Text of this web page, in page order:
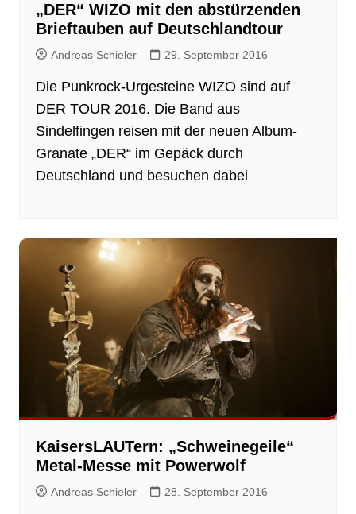
„DER“ WIZO mit den abstürzenden
Brieftauben auf Deutschlandtour
Andreas Schieler 29. September 2016
Die Punkrock-Urgesteine WIZO sind auf
DER TOUR 2016. Die Band aus
Sindelfingen reisen mit der neuen Album-
Granate „DER“ im Gepäck durch
Deutschland und besuchen dabei
KaisersLAUTern: „Schweinegeile“
Metal-Messe mit Powerwolf
Andreas Schieler 28. September 2016